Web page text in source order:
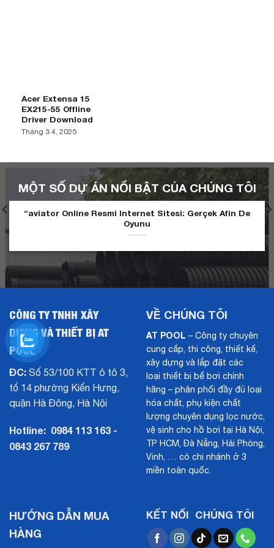
Acer Extensa 15
EX215-55 Offline
Driver Download
Tháng 3 4, 2025
MỘT SỐ DỰ ÁN NỔI BẬT CỦA CHÚNG TÔI
“aviator Online Resmi Internet Sitesi: Gerçek Afin De
Oyunu
CÔNG TY TNHH XÂY
DỰNG VÀ THIẾT BỊ AT
POOL
ĐC: Số 53/100 KTT ô tô 3,
tổ 14 phường Kiến Hưng,
quận Hà Đông, Hà Nội
Hotline: 0984 113 163 -
0843 267 789
VỀ CHÚNG TÔI
AT POOL – Công ty chuyên
cung cấp, thi công, thiết kế,
xây dựng và lắp đặt các
loại thiết bị bể bơi chính
hãng – phân phối đầy đủ loại
hóa chất, phụ kiện chất
lượng chuyên dụng lọc nước,
vệ sinh cho hồ bơi tại Hà Nội,
TP HCM, Đà Nẵng, Hải Phòng,
Vinh, … có chi nhánh ở 3
miền toàn quốc.
HƯỚNG DẪN MUA
HÀNG
KẾT NỐI CHÚNG TÔI